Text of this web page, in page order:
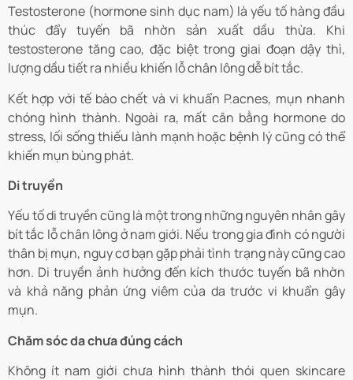
Testosterone (hormone sinh dục nam) là yếu tố hàng đầu
thúc đẩy tuyến bã nhờn sản xuất dầu thừa. Khi
testosterone tăng cao, đặc biệt trong giai đoạn dậy thì,
lượng dầu tiết ra nhiều khiến lỗ chân lông dễ bít tắc.
Kết hợp với tế bào chết và vi khuẩn P.acnes, mụn nhanh
chóng hình thành. Ngoài ra, mất cân bằng hormone do
stress, lối sống thiếu lành mạnh hoặc bệnh lý cũng có thể
khiến mụn bùng phát.
Di truyền
Yếu tố di truyền cũng là một trong những nguyên nhân gây
bít tắc lỗ chân lông ở nam giới. Nếu trong gia đình có người
thân bị mụn, nguy cơ bạn gặp phải tình trạng này cũng cao
hơn. Di truyền ảnh hưởng đến kích thước tuyến bã nhờn
và khả năng phản ứng viêm của da trước vi khuẩn gây
mụn.
Chăm sóc da chưa đúng cách
Không ít nam giới chưa hình thành thói quen skincare